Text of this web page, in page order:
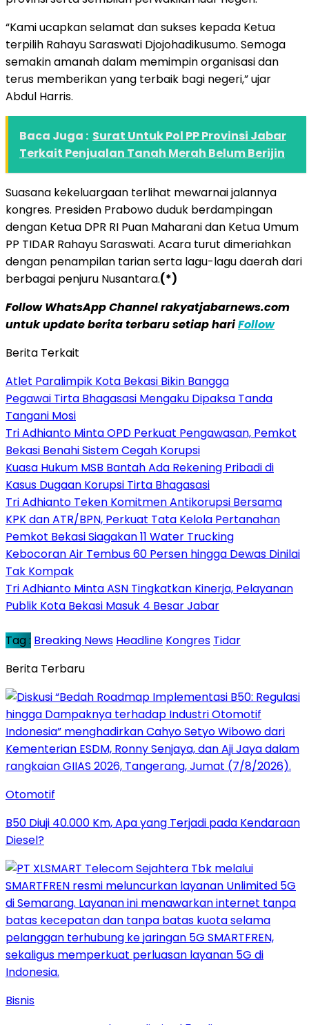
“Kami ucapkan selamat dan sukses kepada Ketua
terpilih Rahayu Saraswati Djojohadikusumo. Semoga
semakin amanah dalam memimpin organisasi dan
terus memberikan yang terbaik bagi negeri,” ujar
Abdul Harris.
Baca Juga : Surat Untuk Pol PP Provinsi Jabar
Terkait Penjualan Tanah Merah Belum Berijin
Suasana kekeluargaan terlihat mewarnai jalannya
kongres. Presiden Prabowo duduk berdampingan
dengan Ketua DPR RI Puan Maharani dan Ketua Umum
PP TIDAR Rahayu Saraswati. Acara turut dimeriahkan
dengan penampilan tarian serta lagu-lagu daerah dari
berbagai penjuru Nusantara.(*)
Follow WhatsApp Channel rakyatjabarnews.com
untuk update berita terbaru setiap hariFollow
Berita Terkait
Atlet Paralimpik Kota Bekasi Bikin Bangga
Pegawai Tirta Bhagasasi Mengaku Dipaksa Tanda
Tangani Mosi
Tri Adhianto Minta OPD Perkuat Pengawasan, Pemkot
Bekasi Benahi Sistem Cegah Korupsi
Kuasa Hukum MSB Bantah Ada Rekening Pribadi di
Kasus Dugaan Korupsi Tirta Bhagasasi
Tri Adhianto Teken Komitmen Antikorupsi Bersama
KPK dan ATR/BPN, Perkuat Tata Kelola Pertanahan
Pemkot Bekasi Siagakan 11 Water Trucking
Kebocoran Air Tembus 60 Persen hingga Dewas Dinilai
Tak Kompak
Tri Adhianto Minta ASN Tingkatkan Kinerja, Pelayanan
Publik Kota Bekasi Masuk 4 Besar Jabar
Tag : Breaking News Headline Kongres Tidar
Berita Terbaru
Otomotif
B50 Diuji 40.000 Km, Apa yang Terjadi pada Kendaraan
Diesel?
Bisnis